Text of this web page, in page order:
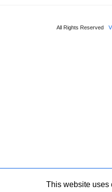
All Rights Reserved
This website uses